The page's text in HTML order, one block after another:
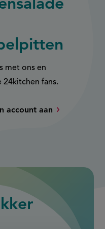
met ons en
24kitchen fans.
account aan